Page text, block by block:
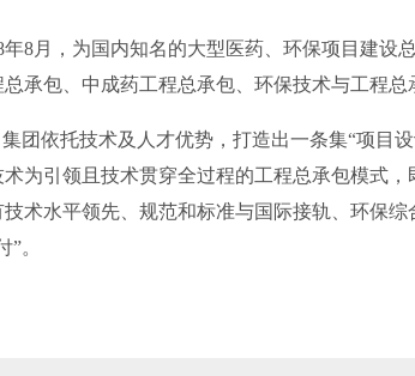
8月，为国内知名的大型医药、环保项目建
承包、中成药工程总承包、环保技术与工程总
团依托技术及人才优势，打造出一条集“项目
为引领且技术贯穿全过程的工程总承包模式
术水平领先、规范和标准与国际接轨、环保
。